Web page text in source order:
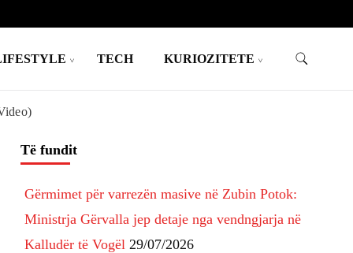
TECH KURIOZITETE
Të fundit
Gërmimet për varrezën masive në Zubin Potok:
Ministrja Gërvalla jep detaje nga vendngjarja në
Kalludër të Vogël 29/07/2026